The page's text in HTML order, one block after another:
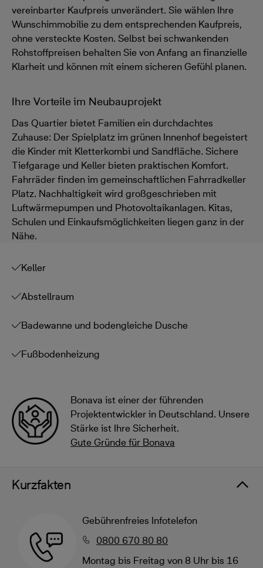
vereinbarter Kaufpreis unverändert. Sie wählen Ihre
Wunschimmobilie zu dem entsprechenden Kaufpreis,
ohne versteckte Kosten. Selbst bei schwankenden
Rohstoffpreisen behalten Sie von Anfang an finanzielle
Klarheit und können mit einem sicheren Gefühl planen.
Ihre Vorteile im Neubauprojekt
Das Quartier bietet Familien ein durchdachtes
Zuhause: Der Spielplatz im grünen Innenhof begeistert
die Kinder mit Kletterkombi und Sandfläche. Sichere
Tiefgarage und Keller bieten praktischen Komfort.
Fahrräder finden im gemeinschaftlichen Fahrradkeller
Platz. Nachhaltigkeit wird großgeschrieben mit
Luftwärmepumpen und Photovoltaikanlagen. Kitas,
Schulen und Einkaufsmöglichkeiten liegen ganz in der
Nähe.
Keller
Abstellraum
Badewanne und bodengleiche Dusche
Fußbodenheizung
Bonava ist einer der führenden
Projektentwickler in Deutschland. Unsere
Stärke ist Ihre Sicherheit.
Gute Gründe für Bonava
Kurzfakten
Gebührenfreies Infotelefon
0800 670 80 80
Montag bis Freitag von 8 Uhr bis 16